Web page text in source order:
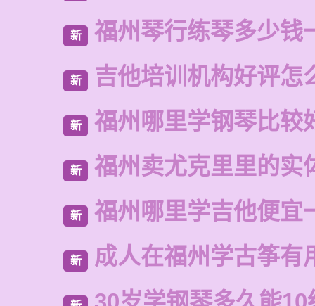
新 福州琴行练琴多少钱
新 吉他培训机构好评怎
新 福州哪里学钢琴比较
新 福州卖尤克里里的实
新 福州哪里学吉他便宜
新 成人在福州学古筝有